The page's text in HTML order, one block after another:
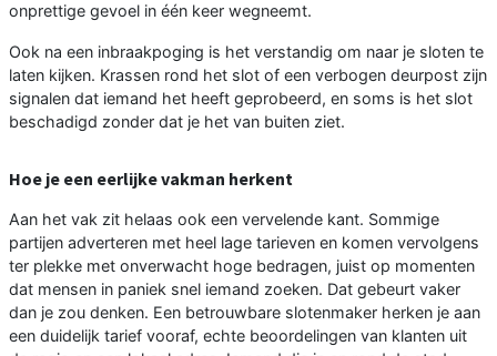
onprettige gevoel in één keer wegneemt.
Ook na een inbraakpoging is het verstandig om naar je sloten te
laten kijken. Krassen rond het slot of een verbogen deurpost zijn
signalen dat iemand het heeft geprobeerd, en soms is het slot
beschadigd zonder dat je het van buiten ziet.
Hoe je een eerlijke vakman herkent
Aan het vak zit helaas ook een vervelende kant. Sommige
partijen adverteren met heel lage tarieven en komen vervolgens
ter plekke met onverwacht hoge bedragen, juist op momenten
dat mensen in paniek snel iemand zoeken. Dat gebeurt vaker
dan je zou denken. Een betrouwbare slotenmaker herken je aan
een duidelijk tarief vooraf, echte beoordelingen van klanten uit